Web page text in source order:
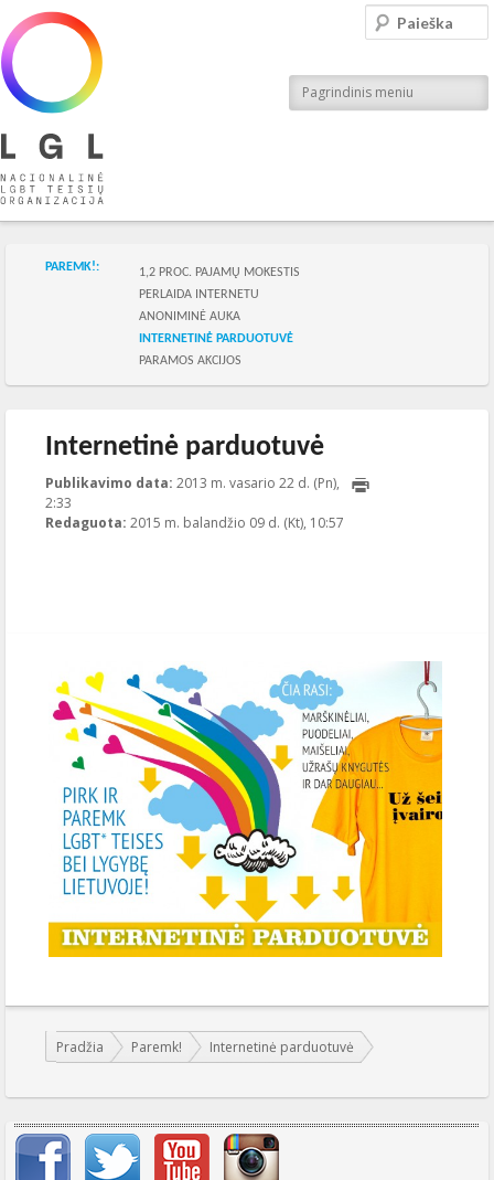
Nacionalinė LGBT teisių organizacija
Pagrindinis meniu
Paieška
Skilties meniu
PAREMK!:
1,2 PROC. PAJAMŲ MOKESTIS
PERLAIDA INTERNETU
ANONIMINĖ AUKA
INTERNETINĖ PARDUOTUVĖ
PARAMOS AKCIJOS
Internetinė parduotuvė
Publikavimo data: 2013 m. vasario 22 d. (Pn),
2:33
Redaguota: 2015 m. balandžio 09 d. (Kt), 10:57
Jūs esate čia:
Pradžia Paremk! Internetinė parduotuvė
Svarbių įrašų meniu